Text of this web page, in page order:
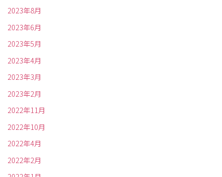
2023年8月
2023年6月
2023年5月
2023年4月
2023年3月
2023年2月
2022年11月
2022年10月
2022年4月
2022年2月